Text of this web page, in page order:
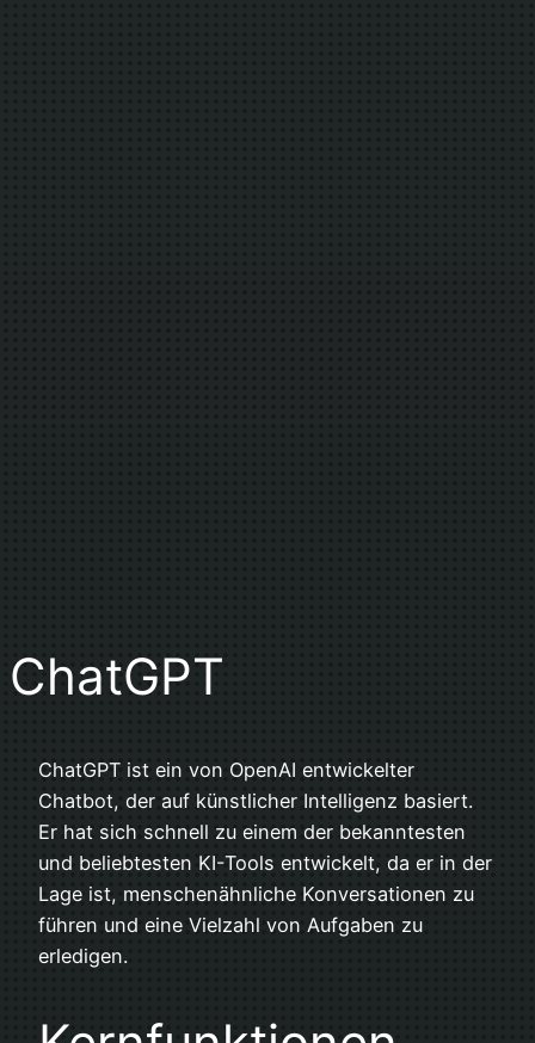
ChatGPT
ChatGPT ist ein von OpenAI entwickelter
Chatbot, der auf künstlicher Intelligenz basiert.
Er hat sich schnell zu einem der bekanntesten
und beliebtesten KI-Tools entwickelt, da er in der
Lage ist, menschenähnliche Konversationen zu
führen und eine Vielzahl von Aufgaben zu
erledigen.